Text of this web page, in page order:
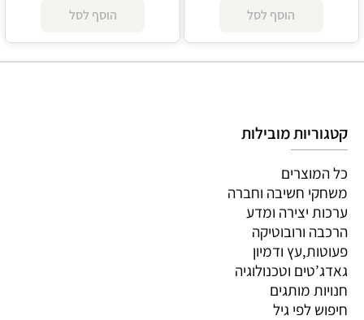
הוסף לסל הוסף לסל
קטגוריות מובילות
כל המוצרים
משחקי חשיבה וחברה
ערכות יצירה ומדע
הרכבה ורובוטיקה
פעוטות,עץ ודמיון
גאדג’טים וטכנולוגיה
חנויות מותגים
חיפוש לפי גיל